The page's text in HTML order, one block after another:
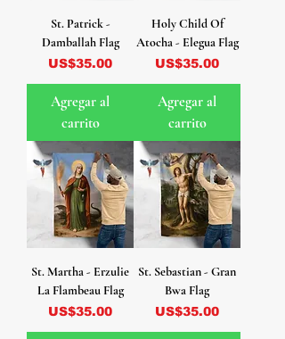
St. Patrick -
Damballah Flag
Precio
US$35.00
Agregar al
carrito
Holy Child Of
Atocha - Elegua Flag
Precio
US$35.00
Agregar al
carrito
St. Martha - Erzulie
La Flambeau Flag
Precio
US$35.00
St. Sebastian - Gran
Bwa Flag
Precio
US$35.00